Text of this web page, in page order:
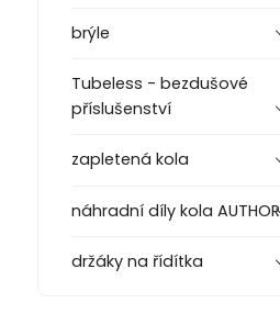
brýle
Tubeless - bezdušové
příslušenství
zapletená kola
náhradní díly kola AUTHOR
držáky na řídítka